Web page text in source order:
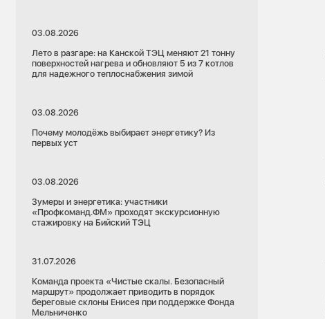
03.08.2026
Лето в разгаре: на Канской ТЭЦ меняют 21 тонну
поверхностей нагрева и обновляют 5 из 7 котлов
для надежного теплоснабжения зимой
03.08.2026
Почему молодёжь выбирает энергетику? Из
первых уст
03.08.2026
Зумеры и энергетика: участники
«Профкоманд.ФМ» проходят экскурсионную
стажировку на Бийский ТЭЦ
31.07.2026
Команда проекта «Чистые скалы. Безопасный
маршрут» продолжает приводить в порядок
береговые склоны Енисея при поддержке Фонда
Мельниченко